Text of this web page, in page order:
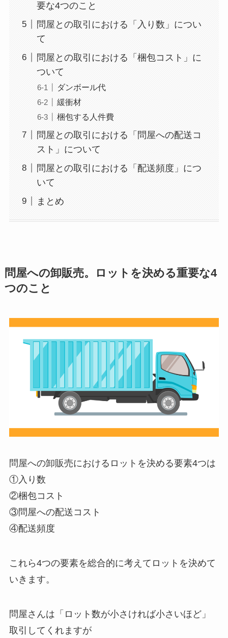
要な4つのこと
問屋との取引における「入り数」につい
て
問屋との取引における「梱包コスト」に
ついて
ダンボール代
緩衝材
梱包する人件費
問屋との取引における「問屋への配送コ
スト」について
問屋との取引における「配送頻度」につ
いて
まとめ
問屋への卸販売。ロットを決める重要な4
つのこと
問屋への卸販売におけるロットを決める要素4つは
①入り数
②梱包コスト
③問屋への配送コスト
④配送頻度
これら4つの要素を総合的に考えてロットを決めて
いきます。
問屋さんは「ロット数が小さければ小さいほど」
取引してくれますが